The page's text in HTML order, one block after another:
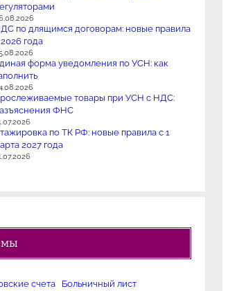
по длящимся договорам: новые правила
года
форма уведомления по УСН: как
товары при УСН с НДС:
ФНС
по ТК РФ: новые правила с 1
2027 года
счета
Больничный лист